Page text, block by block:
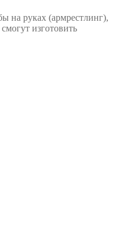
на руках (армрестлинг),
изготовить